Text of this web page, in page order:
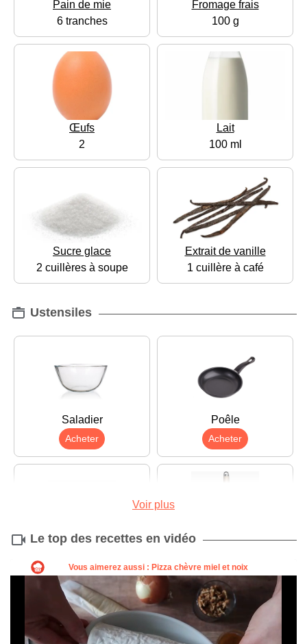
Pain de mie
6 tranches
Fromage frais
100 g
Œufs
2
Lait
100 ml
Sucre glace
2 cuillères à soupe
Extrait de vanille
1 cuillère à café
Ustensiles
Saladier
Acheter
Poêle
Acheter
Rouleau à pâtisserie
Acheter Acheter
Voir plus
Le top des recettes en vidéo